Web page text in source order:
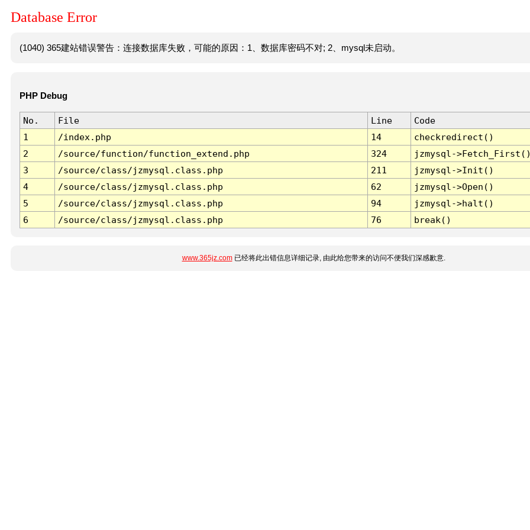
Database Error
(1040) 365建站错误警告：连接数据库失败，可能的原因：1、数据库密码不对; 2、mysql未启动。
PHP Debug
No. File Line
Code
1
/index.php 14
checkredirect()
2
/source/function/function_extend.php 324
jzmysql-
3
/source/class/jzmysql.class.php 211
jzmysql->Init()
4
/source/class/jzmysql.class.php 62
jzmysql->Open()
5
/source/class/jzmysql.class.php 94
jzmysql->halt()
6
/source/class/jzmysql.class.php 76 break()
www.365jz.com已经将此出错信息详细记录, 由此给您带来的访问不便我们深感歉意.